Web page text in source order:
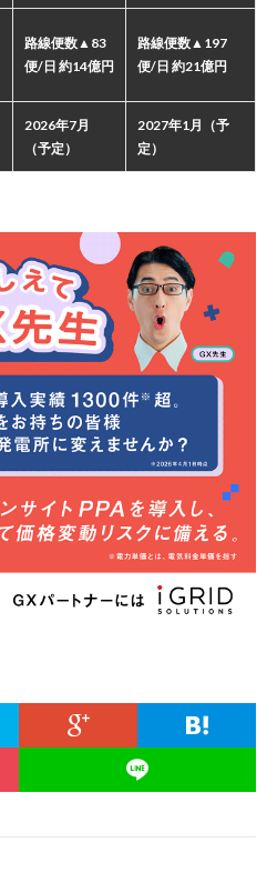
路線便数▲83
便/日 約14億円
路線便数▲197
便/日 約21億円
2026年7月
（予定）
2027年1月（予
定）